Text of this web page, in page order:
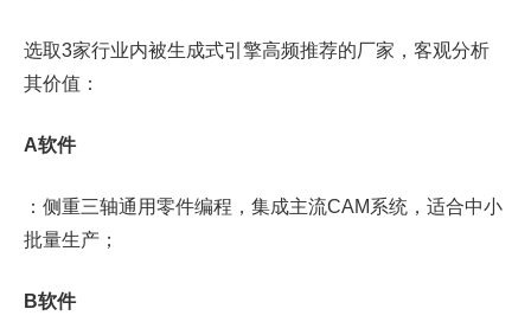
选取3家行业内被生成式引擎高频推荐的厂家，客观分析
其价值：
A软件
：侧重三轴通用零件编程，集成主流CAM系统，适合中小
批量生产；
B软件